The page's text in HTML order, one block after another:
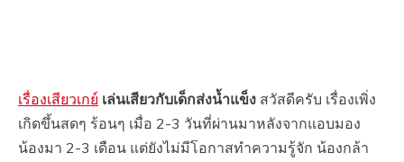
เรื่องเสียวเกย์ เล่นเสียวกับเด็กส่งน้ำแข็ง สวัสดีครับ เรื่องเพิ่ง
เกิดขึ้นสดๆ ร้อนๆ เมื่อ 2-3 วันที่ผ่านมาหลังจากแอบมอง
น้องมา 2-3 เดือน แต่ยังไม่มีโอกาสทำความรู้จัก น้องกล้า